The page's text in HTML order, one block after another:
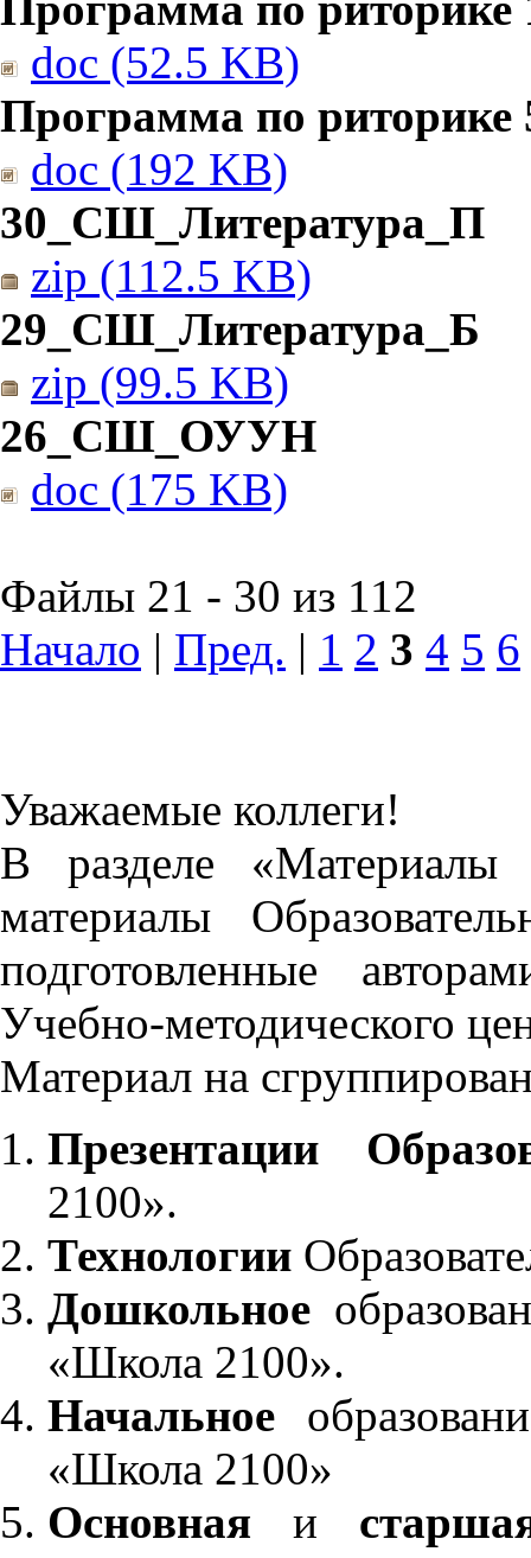
doc (52.5 KB)
Программа по риторике
doc (192 KB)
30_СШ_Литература_П
zip (112.5 KB)
29_СШ_Литература_Б
zip (99.5 KB)
26_СШ_ОУУН
doc (175 KB)
Файлы 21 - 30 из 112
Начало | Пред. | 1 2 3 4 5 6
Уважаемые коллеги!
В разделе «Материалы
материалы
подготовленные
Учебно-методического
Материал на
Презентации
2100».
Технологии
Дошкольное
«Школа 2100».
Начальное
«Школа 2100»
Основнаяи